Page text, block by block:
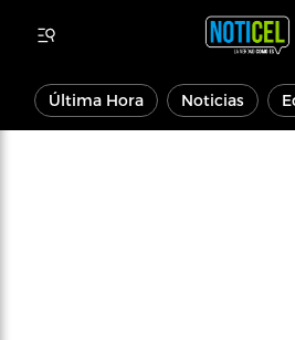
Última Hora Noticias